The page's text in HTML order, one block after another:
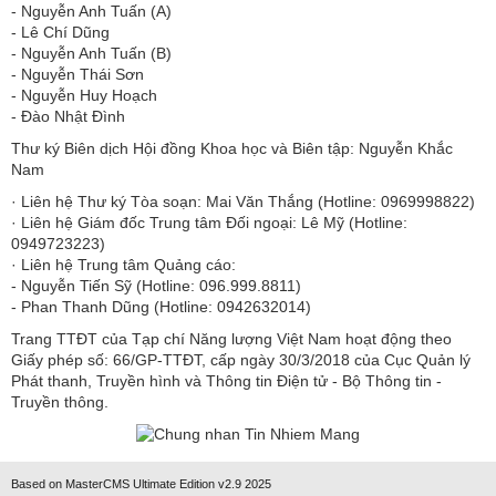
​​​​​​- Nguyễn Anh Tuấn (A)
- Lê Chí Dũng
- Nguyễn Anh Tuấn (B)
- Nguyễn Thái Sơn
- Nguyễn Huy Hoạch
- Đào Nhật Đình
Thư ký Biên dịch Hội đồng Khoa học và Biên tập: Nguyễn Khắc
Nam
· Liên hệ Thư ký Tòa soạn: Mai Văn Thắng (Hotline: 0969998822)
· Liên hệ Giám đốc Trung tâm Đối ngoại: Lê Mỹ (Hotline:
0949723223)
· Liên hệ Trung tâm Quảng cáo:
- Nguyễn Tiến Sỹ (Hotline: 096.999.8811)
- Phan Thanh Dũng (Hotline: 0942632014)
Trang TTĐT của Tạp chí Năng lượng Việt Nam hoạt động theo
Giấy phép số: 66/GP-TTĐT, cấp ngày 30/3/2018 của Cục Quản lý
Phát thanh, Truyền hình và Thông tin Điện tử - Bộ Thông tin -
Truyền thông.
Based on MasterCMS Ultimate Edition v2.9 2025